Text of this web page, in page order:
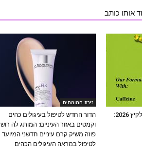
אותו כותב
מותג הטיפוח Kiehl’s מציע לקיץ 2026:
זירת המומחים
הדור החדש לטיפול בעיגולים כהים
וקמטים באזור העיניים: המותג לה רוש
פוזה משיק קרם עיניים חדשני המיועד
לטיפול במראה העיגולים הכהים